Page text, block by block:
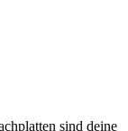
sind deine